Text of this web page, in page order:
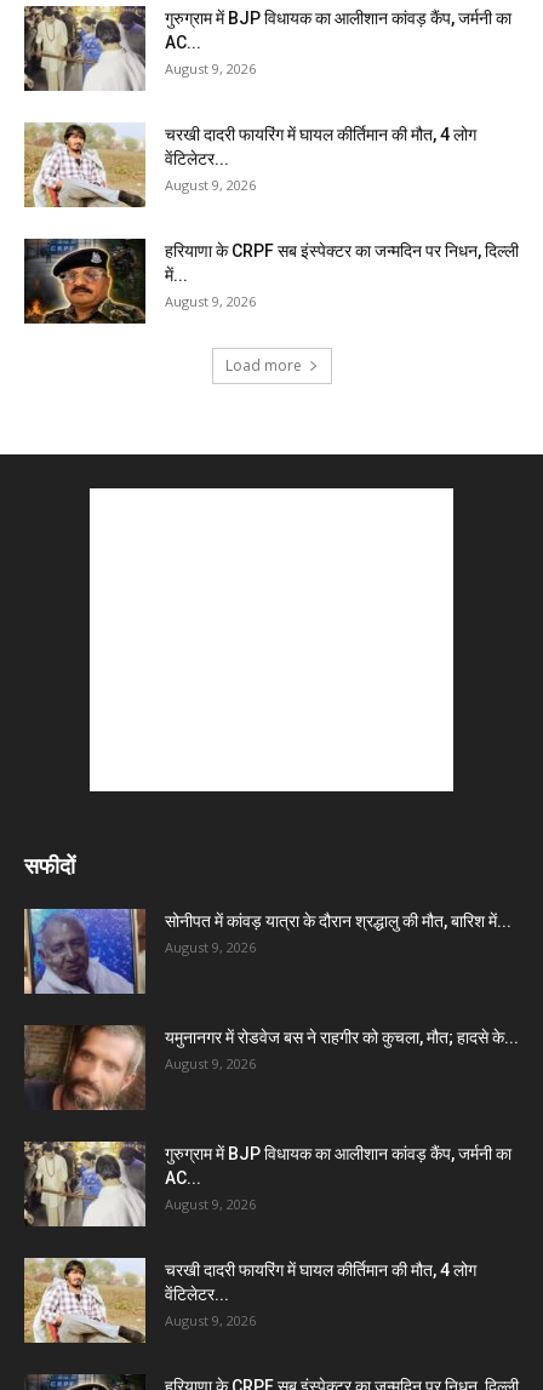
गुरुग्राम में BJP विधायक का आलीशान कांवड़ कैंप, जर्मनी का
AC...
August 9, 2026
चरखी दादरी फायरिंग में घायल कीर्तिमान की मौत, 4 लोग
वेंटिलेटर...
August 9, 2026
हरियाणा के CRPF सब इंस्पेक्टर का जन्मदिन पर निधन, दिल्ली
में...
August 9, 2026
Load more
सफीदों
सोनीपत में कांवड़ यात्रा के दौरान श्रद्धालु की मौत, बारिश में...
August 9, 2026
यमुनानगर में रोडवेज बस ने राहगीर को कुचला, मौत; हादसे के...
August 9, 2026
गुरुग्राम में BJP विधायक का आलीशान कांवड़ कैंप, जर्मनी का
AC...
August 9, 2026
चरखी दादरी फायरिंग में घायल कीर्तिमान की मौत, 4 लोग
वेंटिलेटर...
August 9, 2026